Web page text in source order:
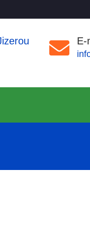
E-